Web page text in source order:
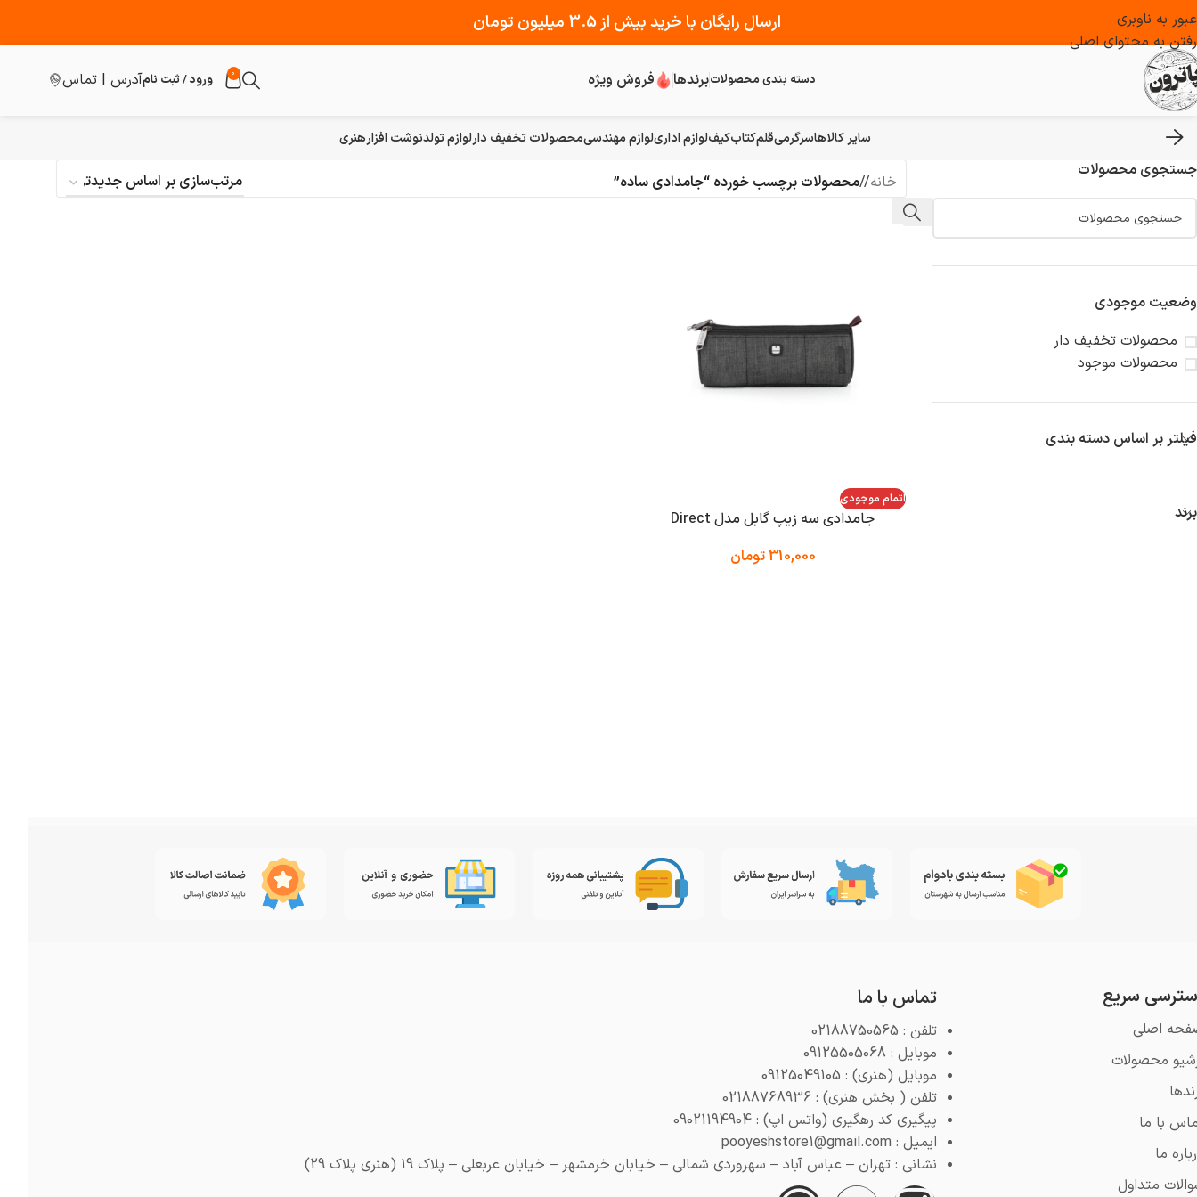
عبور به ناوبری
رفتن به محتوای اصلی
ارسال رایگان با خرید بیش از 3.5 میلیون تومان
دسته بندی محصولاتبرندها فروش ویژه 0 ورود / ثبت نامآدرس | تماس
سایر کالاهاسرگرمیقلمکتابکیفلوازم اداریلوازم مهندسیمحصولات تخفیف دارلوازم تولدنوشت افزارهنری
جستجوی محصولات
وضعیت موجودی
محصولات تخفیف دار
محصولات موجود
فیلتر بر اساس دسته بندی
برند
خانه/ محصولات برچسب خورده “جامدادی ساده”
اتمام موجودی
جامدادی سه زیپ گابل مدل Direct
310,000تومان
سریع
اصلی
محصولات
با ما
ما
متداول
تماس با ما
تلفن : 02188750565
موبایل : 09125505068
موبایل (هنری) : 09125049105
تلفن ( بخش هنری) : 02188768936
پیگیری کد رهگیری (واتس اپ) : 09021194904
ایمیل : pooyeshstore1@gmail.com
نشانی : تهران – عباس آباد – سهروردی شمالی – خیابان خرمشهر – خیابان عربعلی – پلاک 19 (هنری پلاک 29)